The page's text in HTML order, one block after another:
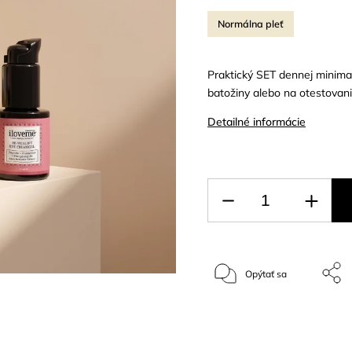
Normálna pleť
Praktický SET dennej
batožiny alebo na
Detailné informácie
Opýtať sa